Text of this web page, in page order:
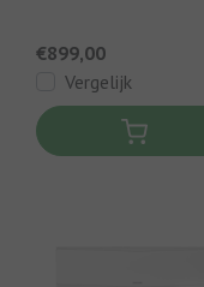
€899,00
Vergelijk